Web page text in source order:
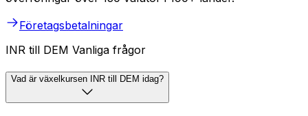
Företagsbetalningar
INR till DEM Vanliga frågor
Vad är växelkursen INR till DEM idag?